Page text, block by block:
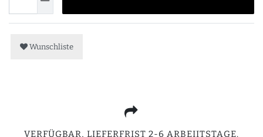
Wunschliste
VERFÜGBAR, LIEFERFRIST 2-6 ARBEIITSTAGE.